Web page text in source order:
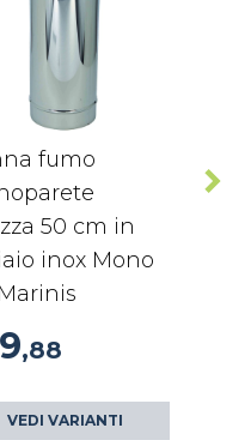
fumo
50 cm in
inox Mono
,88
VEDI VARIANTI